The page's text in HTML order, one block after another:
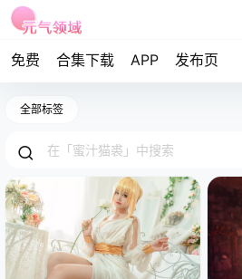
免费 合集下载 APP 发布页
全部标签